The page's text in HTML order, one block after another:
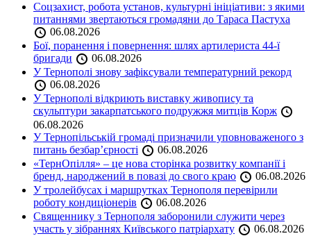
Соцзахист, робота установ, культурні ініціативи: з якими
питаннями звертаються громадяни до Тараса Пастуха
06.08.2026
Бої, поранення і повернення: шлях артилериста 44-ї
бригади
06.08.2026
У Тернополі знову зафіксували температурний рекорд
06.08.2026
У Тернополі відкриють виставку живопису та
скульптури закарпатського подружжя митців Корж
06.08.2026
У Тернопільській громаді призначили уповноваженого з
питань безбар’єрності
06.08.2026
«ТернОпілля» – це нова сторінка розвитку компанії і
бренд, народжений в повазі до свого краю
06.08.2026
У тролейбусах і маршрутках Тернополя перевірили
роботу кондиціонерів
06.08.2026
Священнику з Тернополя заборонили служити через
участь у зібраннях Київського патріархату
06.08.2026